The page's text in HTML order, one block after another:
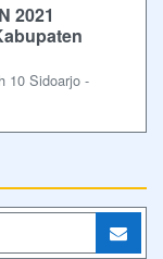
2021
10 Sidoarjo -